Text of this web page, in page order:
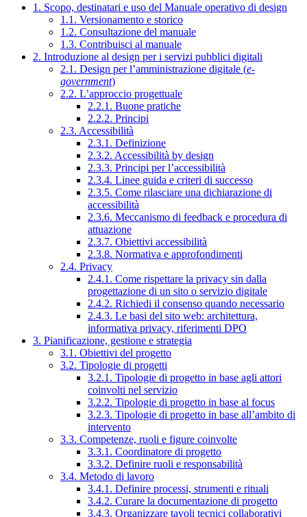
1. Scopo, destinatari e uso del Manuale operativo di design
1.1. Versionamento e storico
1.2. Consultazione del manuale
1.3. Contribuisci al manuale
2. Introduzione al design per i servizi pubblici digitali
2.1. Design per l’amministrazione digitale (e-
government)
2.2. L’approccio progettuale
2.2.1. Buone pratiche
2.2.2. Principi
2.3. Accessibilità
2.3.1. Definizione
2.3.2. Accessibilità by design
2.3.3. Principi per l’accessibilità
2.3.4. Linee guida e criteri di successo
2.3.5. Come rilasciare una dichiarazione di
accessibilità
2.3.6. Meccanismo di feedback e procedura di
attuazione
2.3.7. Obiettivi accessibilità
2.3.8. Normativa e approfondimenti
2.4. Privacy
2.4.1. Come rispettare la privacy sin dalla
progettazione di un sito o servizio digitale
2.4.2. Richiedi il consenso quando necessario
2.4.3. Le basi del sito web: architettura,
informativa privacy, riferimenti DPO
3. Pianificazione, gestione e strategia
3.1. Obiettivi del progetto
3.2. Tipologie di progetti
3.2.1. Tipologie di progetto in base agli attori
coinvolti nel servizio
3.2.2. Tipologie di progetto in base al focus
3.2.3. Tipologie di progetto in base all’ambito di
intervento
3.3. Competenze, ruoli e figure coinvolte
3.3.1. Coordinatore di progetto
3.3.2. Definire ruoli e responsabilità
3.4. Metodo di lavoro
3.4.1. Definire processi, strumenti e rituali
3.4.2. Curare la documentazione di progetto
3.4.3. Organizzare tavoli tecnici collaborativi